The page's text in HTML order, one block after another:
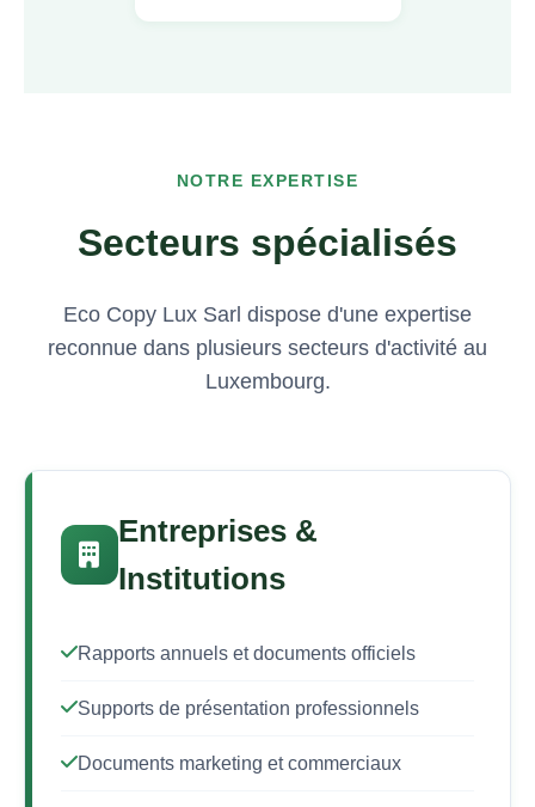
NOTRE EXPERTISE
Secteurs spécialisés
Eco Copy Lux Sarl dispose d'une expertise
reconnue dans plusieurs secteurs d'activité au
Luxembourg.
Entreprises &
Institutions
Rapports annuels et documents officiels
Supports de présentation professionnels
Documents marketing et commerciaux